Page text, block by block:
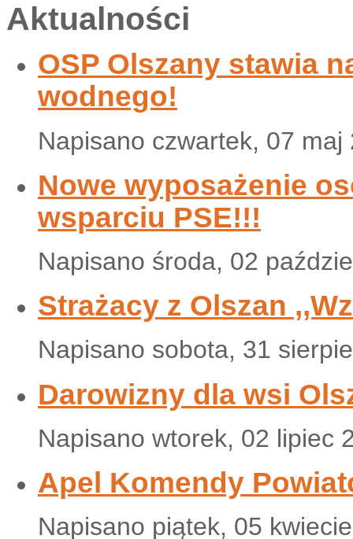
Aktualności
OSP Olszany stawia
wodnego!
Napisano czwartek, 07 maj
Nowe wyposażenie
wsparciu PSE!!!
Napisano środa, 02
Strażacy z Olszan
Napisano sobota, 31
Darowizny dla wsi
Napisano wtorek, 02 lipiec
Apel Komendy
Napisano piątek, 05